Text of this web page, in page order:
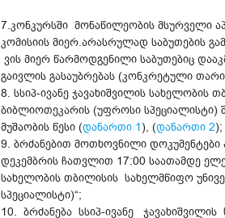
7.კონკურსში მონაწილეობის მსურველი
კომისიის მიერ.არასრულად საბუთების
ვის მიერ წარმოდგენილი საბუთებიც
გაივლის გასაუბრებას (კონკრეტული
8. სსიპ-ივანე ჯავახიშვილის
ბიბლიოთეკარის (უფროსი სპეციალისტი)
მუშაობის წესი (დანართი 1), (დანართი 2);
9. ბრძანებით მოთხოვნილი
დეკემბრის ჩათვლით 17:00 საათამდე
სახელობის თბილისის სახელმწიფო
სპეციალისტი)“;
10. ბრძანება სსიპ-ივანე